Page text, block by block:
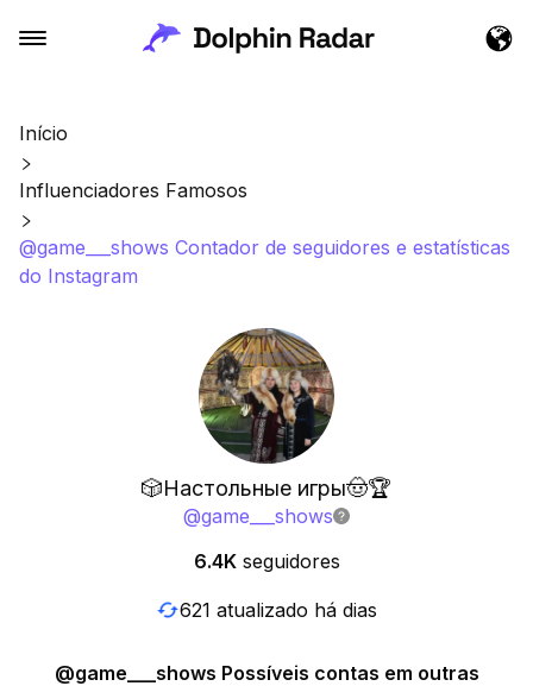
Início
Influenciadores Famosos
@game___shows Contador de seguidores e estatísticas
do Instagram
🎲Настольные игры🤠🏆
@game___shows
6.4K seguidores
621 atualizado há dias
@game___shows Possíveis contas em outras